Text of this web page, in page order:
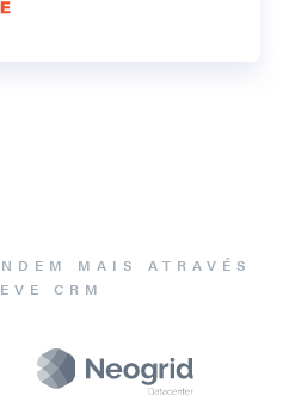
MAIS ATRAVÉS
CRM